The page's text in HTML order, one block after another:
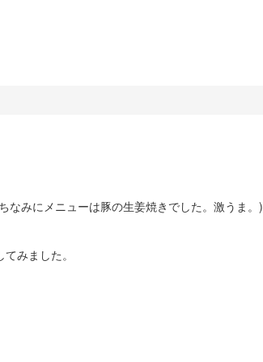
なみにメニューは豚の生姜焼きでした。激うま。)
みました。